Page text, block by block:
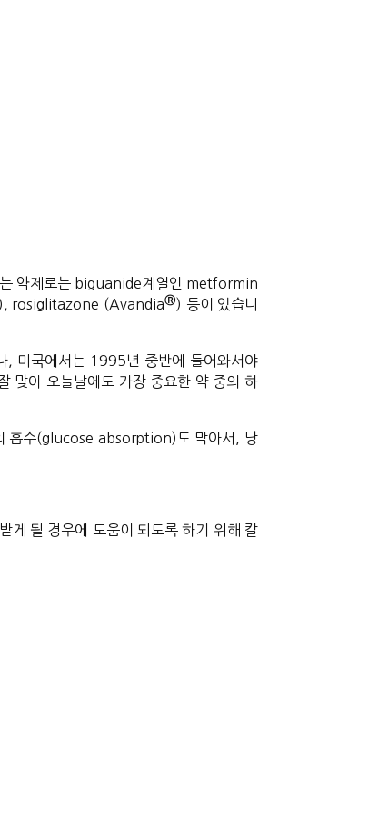
약제로는 biguanide계열인 metformin
rosiglitazone (AvandiaⓇ) 등이 있습니
, 미국에서는 1995년 중반에 들어와서야
맞아 오늘날에도 가장 중요한 약 중의 하
흡수(glucose absorption)도 막아서, 당
게 될 경우에 도움이 되도록 하기 위해 칼